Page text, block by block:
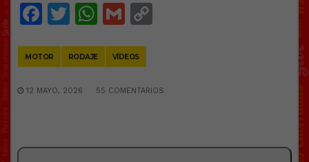
Facebook
Twitter
WhatsApp
Gmail
MOTOR RODAJE VÍDEOS
12 MAYO, 2026 55 COMENTARIOS